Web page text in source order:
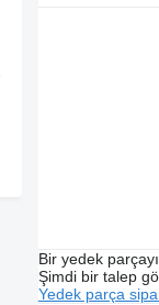
Bir yedek
Şimdi bir talep
Yedek parça